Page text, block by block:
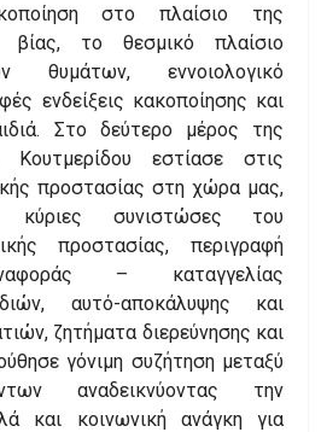
στο πλαίσιο της
βίας, το θεσμικό πλαίσιο
θυμάτων, εννοιολογικό
ενδείξεις κακοποίησης και
Στο δεύτερο μέρος της
εστίασε στις
προστασίας στη χώρα μας,
κύριες συνιστώσες του
προστασίας, περιγραφή
– καταγγελίας
αυτό-αποκάλυψης και
ζητήματα διερεύνησης και
γόνιμη συζήτηση μεταξύ
αναδεικνύοντας την
και κοινωνική ανάγκη για